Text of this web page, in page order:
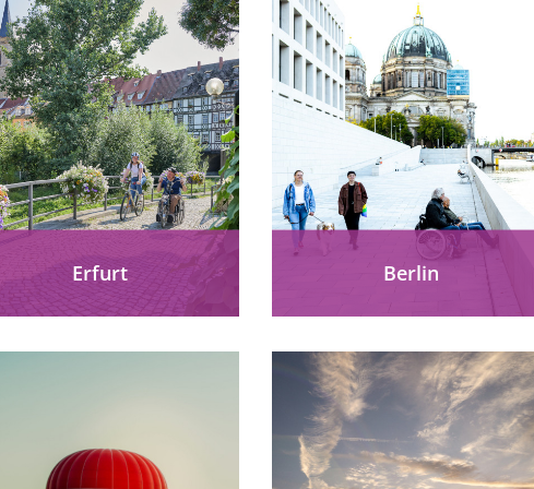
Erfurt
Mittelalterliche Altstadt,
Berlin
Brandenburger Tor,
Gedenkstätte Berliner Mauer,
Humboldt Forum, Parks und
vielfältige Kulinarik
komfortabel erleben.